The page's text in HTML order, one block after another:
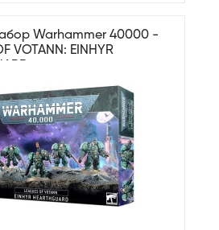
Warhammer 40000 -
VOTANN: EINHYR